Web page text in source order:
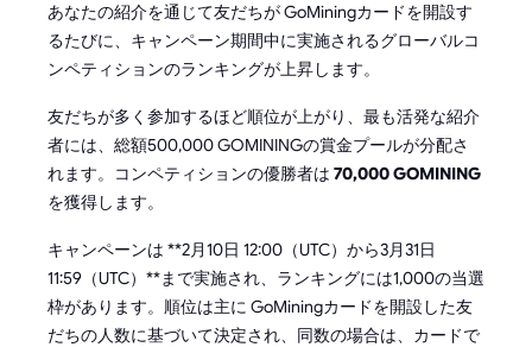
あなたの紹介を通じて友だちが GoMiningカードを開設す
るたびに、キャンペーン期間中に実施されるグローバルコ
ンペティションのランキングが上昇します。
友だちが多く参加するほど順位が上がり、最も活発な紹介
者には、総額500,000 GOMININGの賞金プールが分配さ
れます。コンペティションの優勝者は 70,000 GOMINING
を獲得します。
キャンペーンは **2月10日 12:00（UTC）から3月31日
11:59（UTC）**まで実施され、ランキングには1,000の当選
枠があります。順位は主に GoMiningカードを開設した友
だちの人数に基づいて決定され、同数の場合は、カードで